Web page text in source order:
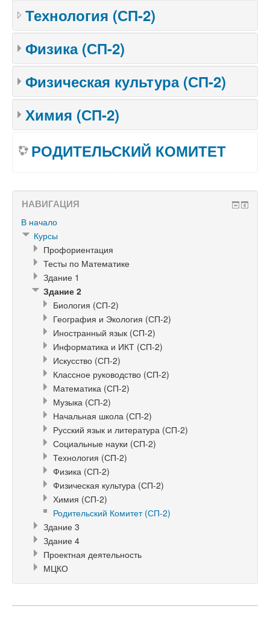
Технология (СП-2)
Физика (СП-2)
Физическая культура (СП-2)
Химия (СП-2)
РОДИТЕЛЬСКИЙ КОМИТЕТ
НАВИГАЦИЯ
В начало
Курсы
Профориентация
Тесты по Математике
Здание 1
Здание 2
Биология (СП-2)
География и Экология (СП-2)
Иностранный язык (СП-2)
Информатика и ИКТ (СП-2)
Искусство (СП-2)
Классное руководство (СП-2)
Математика (СП-2)
Музыка (СП-2)
Начальная школа (СП-2)
Русский язык и литература (СП-2)
Социальные науки (СП-2)
Технология (СП-2)
Физика (СП-2)
Физическая культура (СП-2)
Химия (СП-2)
Родительский Комитет (СП-2)
Здание 3
Здание 4
Проектная деятельность
МЦКО